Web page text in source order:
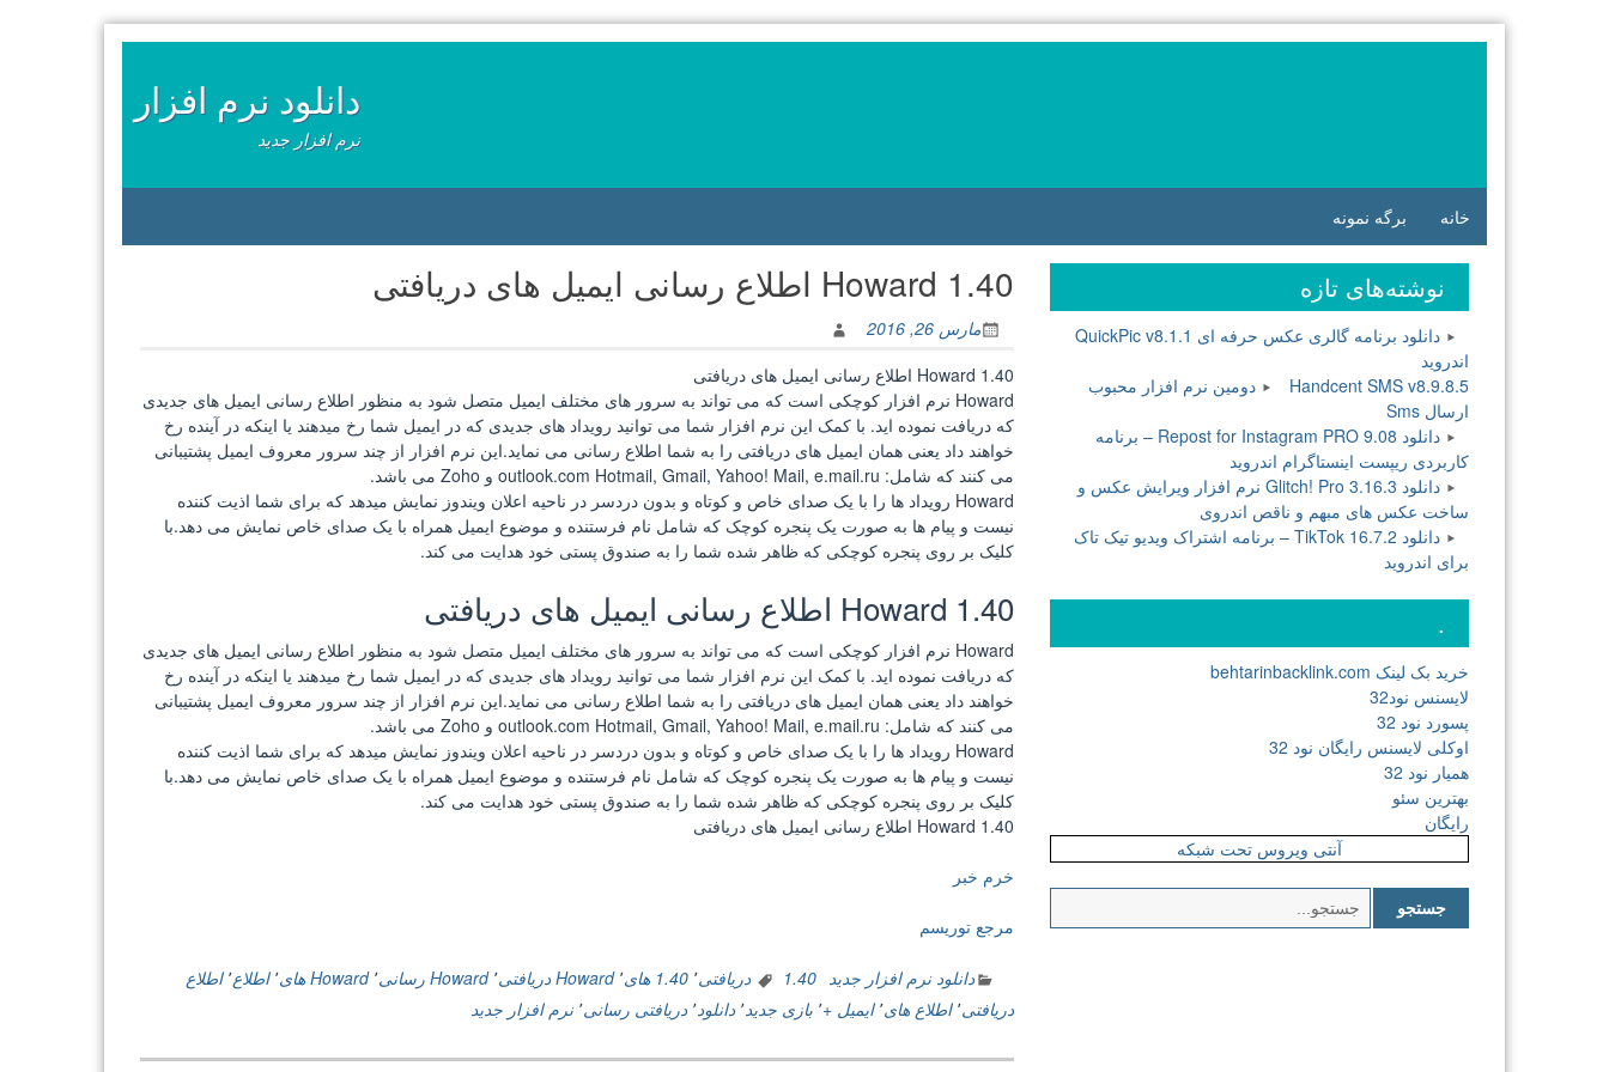
دانلود نرم افزار
نرم افزار جدید
خانه برگه نمونه
Howard 1.40 اطلاع رسانی ایمیل های دریافتی
مارس 26, 2016
Howard 1.40 اطلاع رسانی ایمیل های دریافتی
Howard نرم افزار کوچکی است که می تواند به سرور های مختلف ایمیل متصل شود به منظور اطلاع رسانی ایمیل های جدیدی
که دریافت نموده اید. با کمک این نرم افزار شما می توانید رویداد های جدیدی که در ایمیل شما رخ میدهند یا اینکه در آینده رخ
خواهند داد یعنی همان ایمیل های دریافتی را به شما اطلاع رسانی می نماید.این نرم افزار از چند سرور معروف ایمیل پشتیبانی
می کنند که شامل: outlook.com Hotmail, Gmail, Yahoo! Mail, e.mail.ru و Zoho می باشد.
Howard رویداد ها را با یک صدای خاص و کوتاه و بدون دردسر در ناحیه اعلان ویندوز نمایش میدهد که برای شما اذیت کننده
نیست و پیام ها به صورت یک پنجره کوچک که شامل نام فرستنده و موضوع ایمیل همراه با یک صدای خاص نمایش می دهد.با
کلیک بر روی پنجره کوچکی که ظاهر شده شما را به صندوق پستی خود هدایت می کند.
Howard 1.40 اطلاع رسانی ایمیل های دریافتی
Howard نرم افزار کوچکی است که می تواند به سرور های مختلف ایمیل متصل شود به منظور اطلاع رسانی ایمیل های جدیدی
که دریافت نموده اید. با کمک این نرم افزار شما می توانید رویداد های جدیدی که در ایمیل شما رخ میدهند یا اینکه در آینده رخ
خواهند داد یعنی همان ایمیل های دریافتی را به شما اطلاع رسانی می نماید.این نرم افزار از چند سرور معروف ایمیل پشتیبانی
می کنند که شامل: outlook.com Hotmail, Gmail, Yahoo! Mail, e.mail.ru و Zoho می باشد.
Howard رویداد ها را با یک صدای خاص و کوتاه و بدون دردسر در ناحیه اعلان ویندوز نمایش میدهد که برای شما اذیت کننده
نیست و پیام ها به صورت یک پنجره کوچک که شامل نام فرستنده و موضوع ایمیل همراه با یک صدای خاص نمایش می دهد.با
کلیک بر روی پنجره کوچکی که ظاهر شده شما را به صندوق پستی خود هدایت می کند.
Howard 1.40 اطلاع رسانی ایمیل های دریافتی
خرم خبر
مرجع توریسم
دانلود نرم افزار جدید 1.40 دریافتی ٬ 1.40 های ٬ Howard دریافتی ٬ Howard رسانی ٬ Howard های ٬ اطلاع٬ اطلاع
دریافتی٬ اطلاع های٬ ایمیل +٬ بازی جدید٬ دانلود٬ دریافتی رسانی٬ نرم افزار جدید
نوشته‌های تازه
دانلود برنامه گالری عکس حرفه ای QuickPic v8.1.1
اندروید
Handcent SMS v8.9.8.5 دومین نرم افزار محبوب
ارسال Sms
دانلود Repost for Instagram PRO 9.08 – برنامه
کاربردی ریپست اینستاگرام اندروید
دانلود Glitch! Pro 3.16.3 نرم افزار ویرایش عکس و
ساخت عکس های مبهم و ناقص اندروی
دانلود TikTok 16.7.2 – برنامه اشتراک ویدیو تیک تاک
برای اندروید
.
خرید بک لینک behtarinbacklink.com
لایسنس نود32
پسورد نود 32
اوکلی لایسنس رایگان نود 32
همیار نود 32
بهترین سئو
رایگان
آنتی ویروس تحت شبکه
برای: